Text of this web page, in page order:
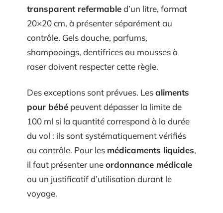
transparent refermabled’un litre, format
20×20 cm, à présenter séparément au
contrôle. Gels douche, parfums,
shampooings, dentifrices ou mousses à
raser doivent respecter cette règle.
Des exceptions sont prévues. Lesaliments
pour bébé peuvent dépasser la limite de
100 ml si la quantité correspond à la durée
du vol : ils sont systématiquement vérifiés
au contrôle. Pour les médicaments liquides,
il faut présenter uneordonnance médicale
ou un justificatif d’utilisation durant le
voyage.